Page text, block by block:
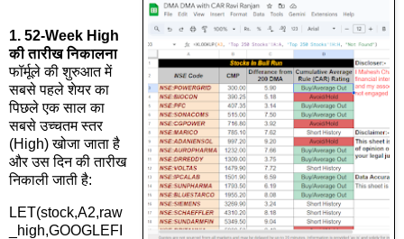
1. 52-Week High
की तारीख निकालना
फॉर्मूले की शुरुआत में
सबसे पहले शेयर का
पिछले एक साल का
सबसे उच्चतम स्तर
(High) खोजा जाता है
और उस दिन की तारीख
निकाली जाती है:
LET(stock,A2,raw
_high,GOOGLEFI